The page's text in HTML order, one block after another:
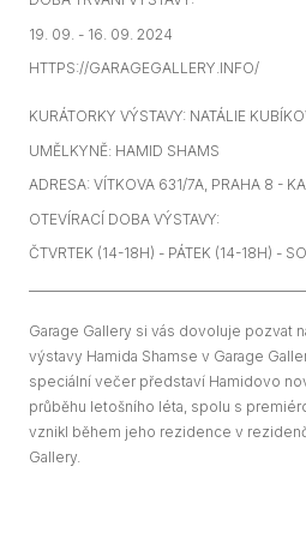
19. 09. - 16. 09. 2024
HTTPS://GARAGEGALLERY.INFO/
KURÁTORKY VÝSTAVY: NATÁLIE
UMĚLKYNĚ: HAMID SHAMS
ADRESA: VÍTKOVA 631/7A, PRAHA 8 -
OTEVÍRACÍ DOBA VÝSTAVY:
ČTVRTEK (14-18H) - PÁTEK (14-18H) -
Garage Gallery si vás dovoluje pozvat
výstavy Hamida Shamse v Garage
speciální večer představí Hamidovo
průběhu letošního léta, spolu s
vznikl během jeho rezidence v
Gallery.